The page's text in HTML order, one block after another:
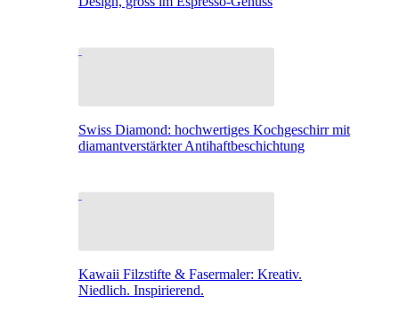
Swiss Diamond: hochwertiges Kochgeschirr mit
diamantverstärkter Antihaftbeschichtung
Kawaii Filzstifte & Fasermaler: Kreativ.
Niedlich. Inspirierend.